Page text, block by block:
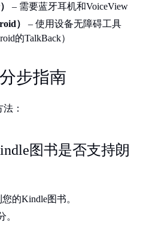
– 需要蓝牙耳机和VoiceView
）
– 使用设备无障碍工具
的TalkBack）
步指南
：
图书是否支持朗
的Kindle图书。
。